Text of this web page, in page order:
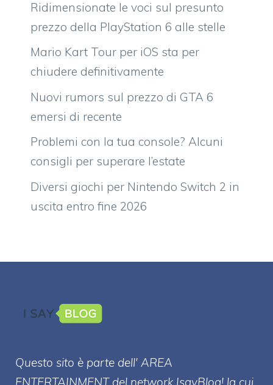
Ridimensionate le voci sul presunto
prezzo della PlayStation 6 alle stelle
Mario Kart Tour per iOS sta per
chiudere definitivamente
Nuovi rumors sul prezzo di GTA 6
emersi di recente
Problemi con la tua console? Alcuni
consigli per superare l’estate
Diversi giochi per Nintendo Switch 2 in
uscita entro fine 2026
Questo sito è parte dell' AREA
ENTERTAINMENT del network IsayBlog! la cui